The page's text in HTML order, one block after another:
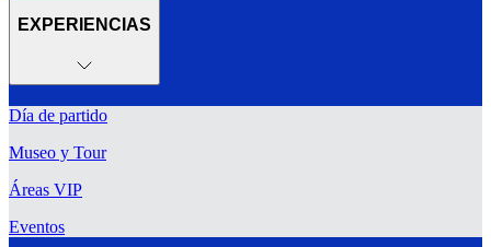
EXPERIENCIAS
Día de partido
Museo y Tour
Áreas VIP
Eventos